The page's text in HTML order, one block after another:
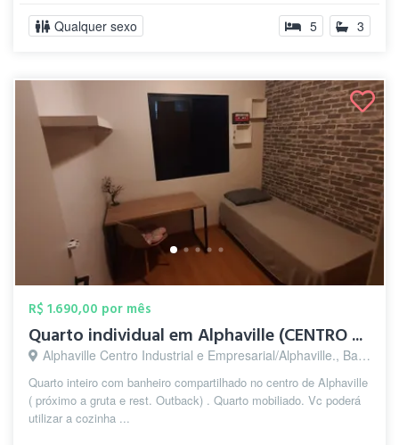
Qualquer sexo 5 3
R$ 1.690,00 por mês
Quarto individual em Alphaville (CENTRO ...
Alphaville Centro Industrial e Empresarial/Alphaville., Barueri - SP
Quarto inteiro com banheiro compartilhado no centro de Alphaville
( próximo a gruta e rest. Outback) . Quarto mobiliado. Vc poderá
utilizar a cozinha ...